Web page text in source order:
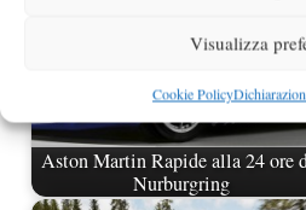
Visualizza
Cookie Policy
Aston Martin Rapide alla 24 ore
Nurburgring